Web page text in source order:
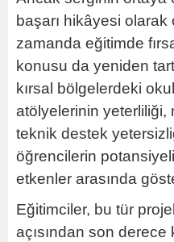
başarı hikâyesi olarak
zamanda eğitimde
konusu da yeniden
kırsal bölgelerdeki
atölyelerinin yeterliliği,
teknik destek
öğrencilerin
etkenler arasında
Eğitimciler, bu tür
açısından son derece